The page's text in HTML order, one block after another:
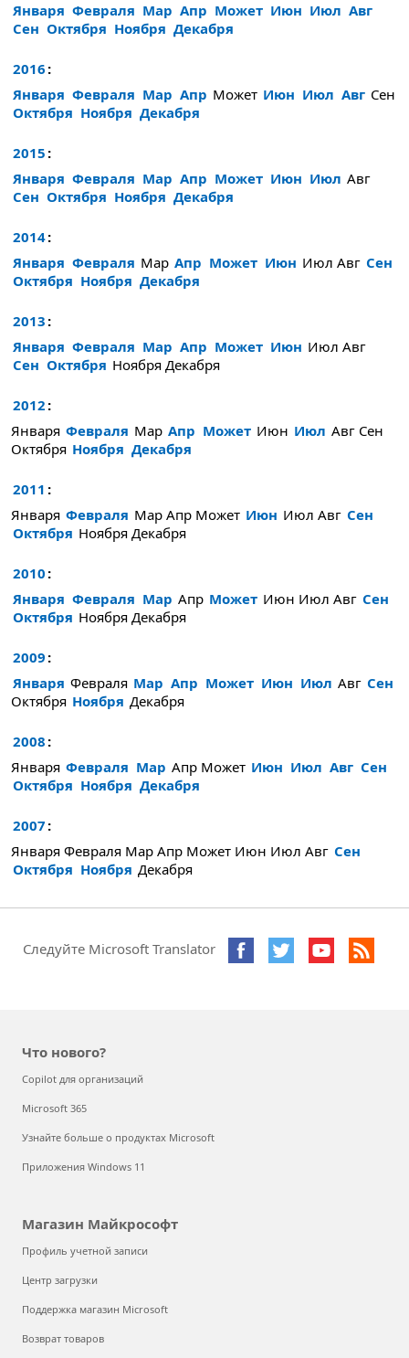
Января Февраля Мар Апр Может Июн Июл Авг
Сен Октября Ноября Декабря
2016 :
Января Февраля Мар Апр Может Июн Июл Авг Сен
Октября Ноября Декабря
2015 :
Января Февраля Мар Апр Может Июн Июл Авг
Сен Октября Ноября Декабря
2014:
Января Февраля Мар Апр Может Июн Июл Авг Сен
Октября Ноября Декабря
2013 :
Января Февраля Мар Апр Может Июн Июл Авг
Сен Октября Ноября Декабря
2012 :
Января Февраля Мар Апр Может Июн Июл Авг Сен
Октября Ноября Декабря
2011 :
Января Февраля Мар Апр Может Июн Июл Авг Сен
Октября Ноября Декабря
2010 :
Января Февраля Мар Апр Может Июн Июл Авг Сен
Октября Ноября Декабря
2009 :
Января Февраля Мар Апр Может Июн Июл Авг Сен
Октября Ноября Декабря
2008 :
Января Февраля Мар Апр Может Июн Июл Авг Сен
Октября Ноября Декабря
2007 :
Января Февраля Мар Апр Может Июн Июл Авг Сен
Октября Ноября Декабря
Следуйте Microsoft Translator
Что нового?
Copilot для организаций
Microsoft 365
Узнайте больше о продуктах Microsoft
Приложения Windows 11
Магазин Майкрософт
Профиль учетной записи
Центр загрузки
Поддержка магазин Microsoft
Возврат товаров